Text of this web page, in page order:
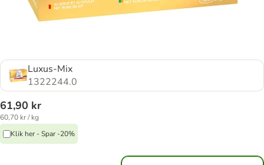
Luxus-Mix
1322244.0
61,90 kr
60,70 kr / kg
Klik her - Spar -20%